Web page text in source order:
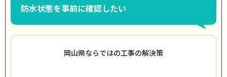
防水状態を事前に確認したい
岡山県ならではの工事の解決策